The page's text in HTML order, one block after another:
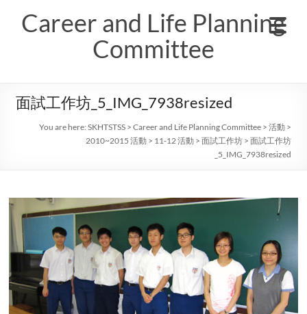
contentCareer and Life Planning
Committee
面試工作坊_5_IMG_7938resized
You are here:SKHTSTSS >Career and Life Planning Committee >活動 >
2010~2015 活動 > 11-12 活動 >面試工作坊 >面試工作坊
_5_IMG_7938resized